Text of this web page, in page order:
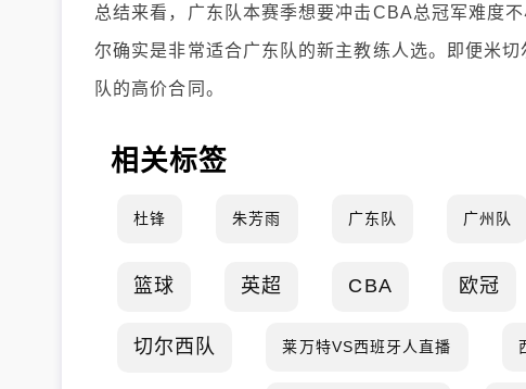
总结来看，广东队本赛季想要冲击CBA总冠军难度
尔确实是非常适合广东队的新主教练人选。即便米
队的高价合同。
相关标签
杜锋 朱芳雨 广东队 广州队
篮球 英超 CBA 欧冠
切尔西队 莱万特VS西班牙人直播